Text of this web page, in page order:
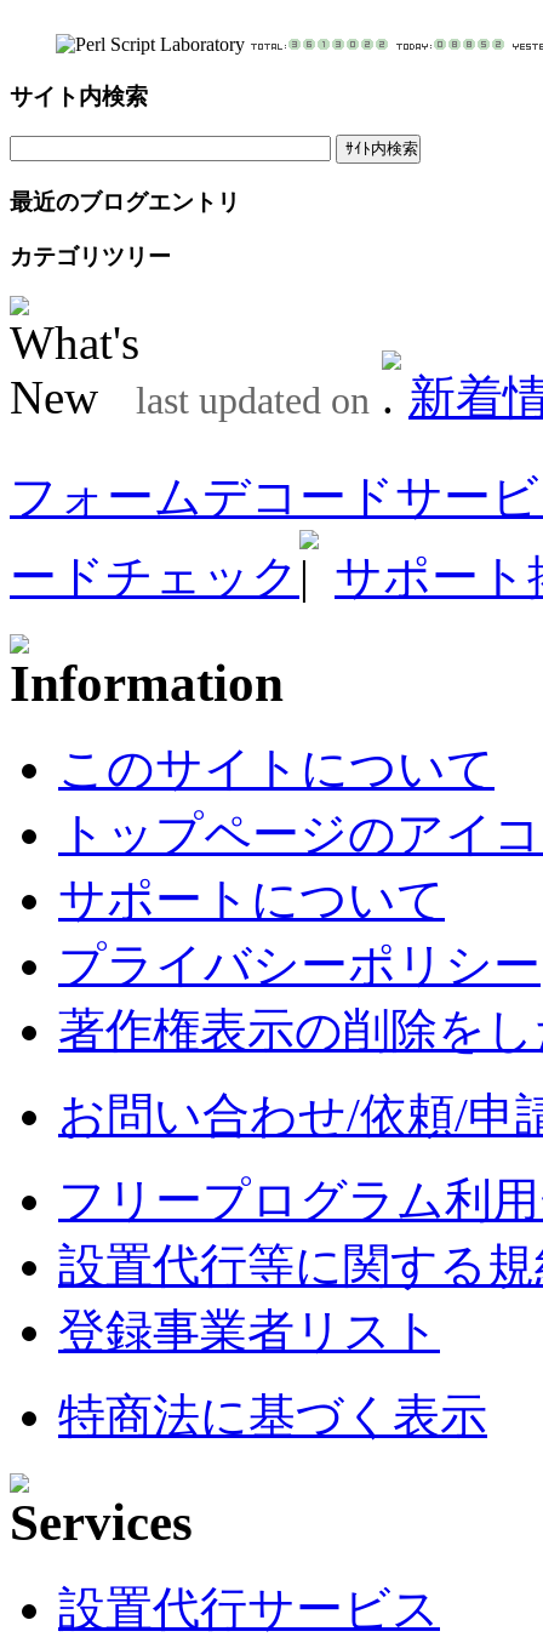
サイト内検索
最近のブログエントリ
カテゴリツリー
last updated on
新着
フォームデコードサー
ードチェック
サポート
このサイトについて
トップページのアイ
サポートについて
プライバシーポリシー
著作権表示の削除を
お問い合わせ/依頼/申
フリープログラム利
設置代行等に関する
登録事業者リスト
特商法に基づく表示
設置代行サービス